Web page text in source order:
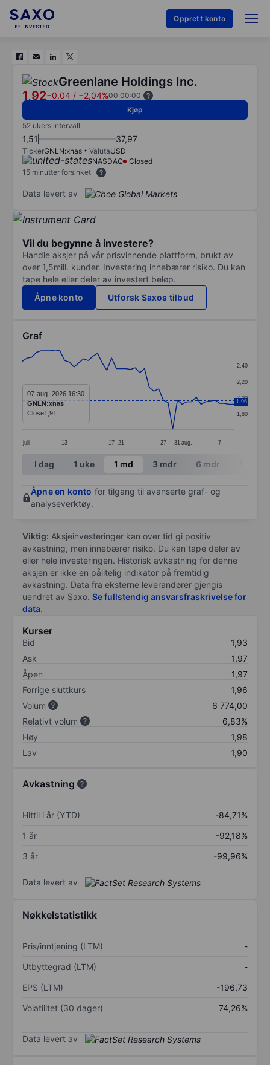
Opprett konto
Greenlane Holdings Inc.
1,92−0,04 / −2,04%00:00:00
Kjøp
52 ukers intervall
1,51 37,97
TickerGNLN:xnas ValutaUSD
NASDAQ
Closed
15 minutter forsinket
Data levert av
Vil du begynne å investere?
Handle aksjer på vår prisvinnende plattform, brukt av
over 1,5mill. kunder. Investering innebærer risiko. Du kan
tape hele eller deler av investert beløp.
Åpne konto
Utforsk Saxos tilbud
Graf
Line chart with 46 data points.
The chart has 1 X axis displaying categories.
The chart has 1 Y axis displaying values. Data
juli 13 17 21 27 31 aug. 7
1,80
2,00
2,20
2,40
1,96
07-aug.-2026 16:30
GNLN:xnas
Close1,91
End of interactive chart.
I dag 1 uke 1 md 3 mdr 6 mdr
Åpne en konto for tilgang til avanserte graf- og
analyseverktøy.
Viktig: Aksjeinvesteringer kan over tid gi positiv
avkastning, men innebærer risiko. Du kan tape deler av
eller hele investeringen. Historisk avkastning for denne
aksjen er ikke en pålitelig indikator på fremtidig
avkastning. Data fra eksterne leverandører gjengis
uendret av Saxo. Se fullstendig ansvarsfraskrivelse for
data.
Kurser
Bid
1,93
Ask
1,97
Åpen
1,97
Forrige sluttkurs
1,96
Volum
6 774,00
Relativt volum
6,83%
Høy
1,98
Lav
1,90
Avkastning
Hittil i år (YTD)
-84,71%
1 år
-92,18%
3 år
-99,96%
Data levert av
Nøkkelstatistikk
Pris/inntjening (LTM)
-
Utbyttegrad (LTM)
-
EPS (LTM)
-196,73
Volatilitet (30 dager)
74,26%
Data levert av